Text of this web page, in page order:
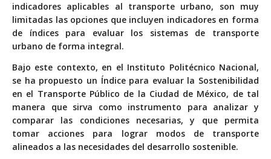
indicadores aplicables al transporte urbano, son muy
limitadas las opciones que incluyen indicadores en forma
de índices para evaluar los sistemas de transporte
urbano de forma integral.
Bajo este contexto, en el Instituto Politécnico Nacional,
se ha propuesto un Índice para evaluar la Sostenibilidad
en el Transporte Público de la Ciudad de México, de tal
manera que sirva como instrumento para analizar y
comparar las condiciones necesarias, y que permita
tomar acciones para lograr modos de transporte
alineados a las necesidades del desarrollo sostenible.